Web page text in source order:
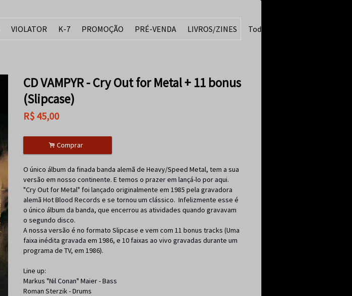
VIOLATOR K-7 PROMOÇÃO PRÉ-VENDA LIVROS/ZINES Todos
CD VAMPYR - Cry Out for Metal + 11 bonus
(Slipcase)
R$ 45,00
. Comprar
O único álbum da finada banda alemã de Heavy/Speed Metal, tem a sua
versão em nosso continente. E temos o prazer em lançá-lo por aqui.
"Cry Out for Metal" foi lançado originalmente em 1985 pela gravadora
alemã Hot Blood Records e se tornou um clássico. Infelizmente esse é
o único álbum da banda, que encerrou as atividades quando gravavam
o segundo disco.
A nossa versão é no formato Slipcase e vem com 11 bonus tracks (Uma
faixa inédita gravada em 1986, e 10 faixas ao vivo gravadas durante um
programa de TV, em 1986).
Line up:
Markus "Nil Conan" Maier - Bass
Roman Sterzik - Drums